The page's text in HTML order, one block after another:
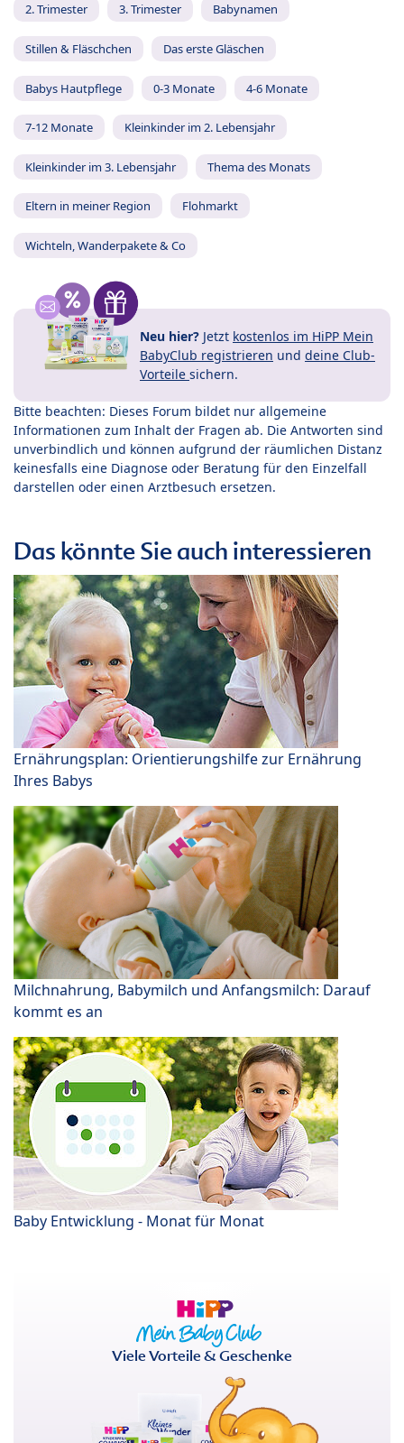
2. Trimester 3. Trimester Babynamen
Stillen & Fläschchen Das erste Gläschen
Babys Hautpflege 0-3 Monate 4-6 Monate
7-12 Monate Kleinkinder im 2. Lebensjahr
Kleinkinder im 3. Lebensjahr Thema des Monats
Eltern in meiner Region Flohmarkt
Wichteln, Wanderpakete & Co
Neu hier? Jetzt kostenlos im HiPP Mein
BabyClub registrieren und deine Club-
Vorteile sichern.
Bitte beachten: Dieses Forum bildet nur allgemeine
Informationen zum Inhalt der Fragen ab. Die Antworten sind
unverbindlich und können aufgrund der räumlichen Distanz
keinesfalls eine Diagnose oder Beratung für den Einzelfall
darstellen oder einen Arztbesuch ersetzen.
Das könnte Sie auch interessieren
Ernährungsplan: Orientierungshilfe zur Ernährung
Ihres Babys
Milchnahrung, Babymilch und Anfangsmilch: Darauf
kommt es an
Baby Entwicklung - Monat für Monat
Viele Vorteile & Geschenke